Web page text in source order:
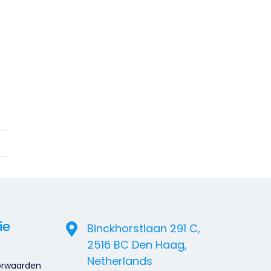
Binckhorstlaan 291 C,
2516 BC Den Haag,
Netherlands